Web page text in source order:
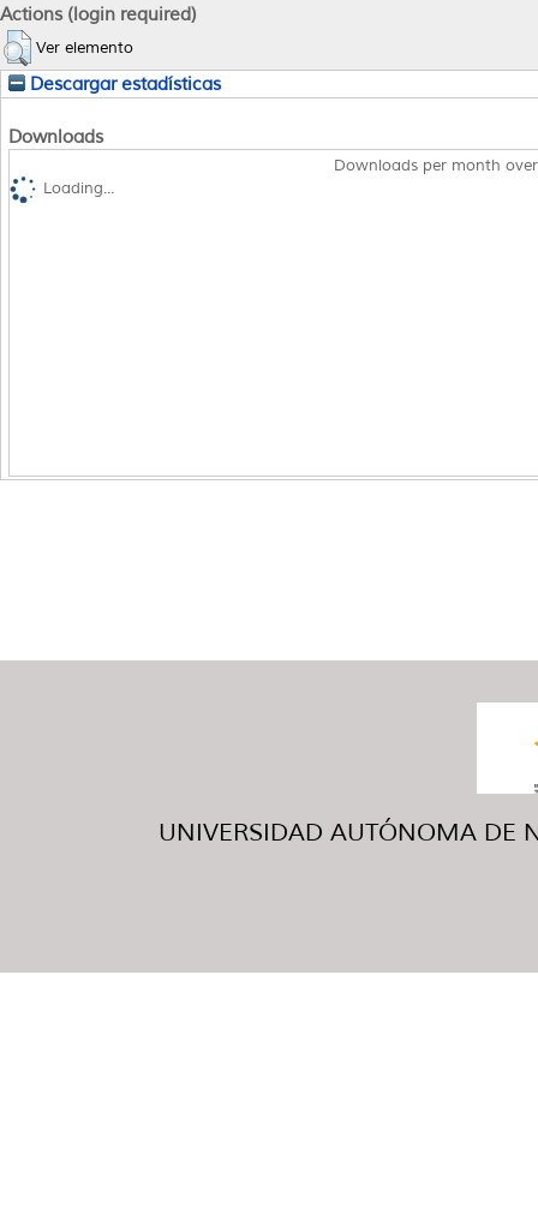
Actions (login required)
Ver elemento
Descargar estadísticas
Downloads
Downloads per month
Loading...
UNIVERSIDAD AUTÓNOMA DE